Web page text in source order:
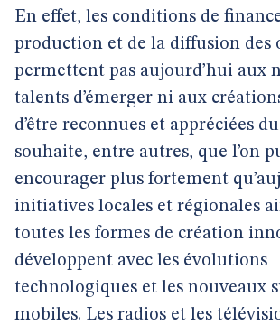
En effet, les conditions de
production et de la diffusion des
permettent pas aujourd’hui aux
talents d’émerger ni aux
d’être reconnues et appréciées
souhaite, entre autres, que l’on
encourager plus fortement
initiatives locales et régionales
toutes les formes de création
développent avec les évolutions
technologiques et les nouveaux
mobiles. Les radios et les